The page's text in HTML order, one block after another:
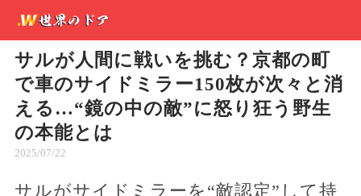
サルが人間に戦いを挑む？京都の町
で車のサイドミラー150枚が次々と消
える…“鏡の中の敵”に怒り狂う野生
の本能とは
2025/07/22
サルがサイドミラーを“敵認定”して持